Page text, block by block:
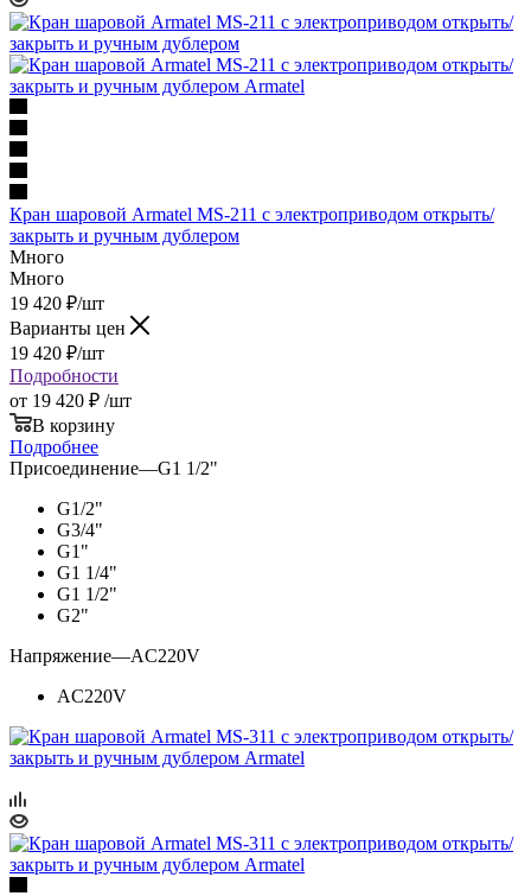
Кран шаровой Armatel MS-211 с электроприводом открыть/
закрыть и ручным дублером
Много
Много
19 420 ₽/шт
Варианты цен
19 420 ₽/шт
Подробности
от 19 420 ₽ /шт
В корзину
Подробнее
Присоединение—G1 1/2"
G1/2"
G3/4"
G1"
G1 1/4"
G1 1/2"
G2"
Напряжение—AC220V
AC220V